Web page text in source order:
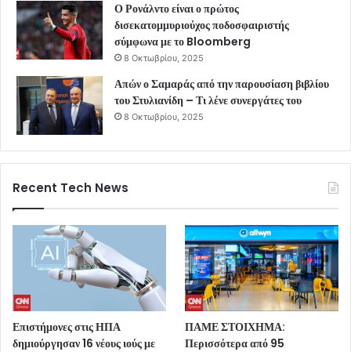
Ο Ρονάλντο είναι ο πρώτος
δισεκατομμυριούχος ποδοσφαιριστής
σύμφωνα με το Bloomberg
8 Οκτωβρίου, 2025
Απών ο Σαμαράς από την παρουσίαση βιβλίου
του Στυλιανίδη – Τι λένε συνεργάτες του
8 Οκτωβρίου, 2025
Recent Tech News
Επιστήμονες στις ΗΠΑ
δημιούργησαν 16 νέους ιούς με
ΠΑΜΕ ΣΤΟΙΧΗΜΑ:
Περισσότερα από 95